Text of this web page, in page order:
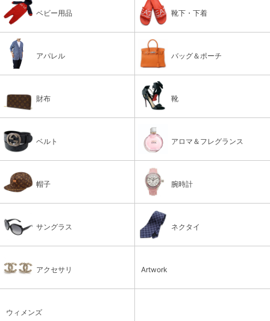
ベビー用品 靴下・下着
アパレル バッグ＆ポーチ
財布 靴
ベルト アロマ＆フレグランス
帽子 腕時計
サングラス ネクタイ
アクセサリ Artwork
ウィメンズ